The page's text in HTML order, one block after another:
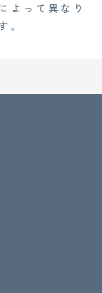
よって異なり
。